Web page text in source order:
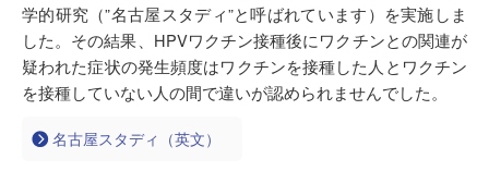
学的研究（”名古屋スタディ”と呼ばれています）を実施しま
した。その結果、HPVワクチン接種後にワクチンとの関連が
疑われた症状の発生頻度はワクチンを接種した人とワクチン
を接種していない人の間で違いが認められませんでした。
名古屋スタディ（英文）